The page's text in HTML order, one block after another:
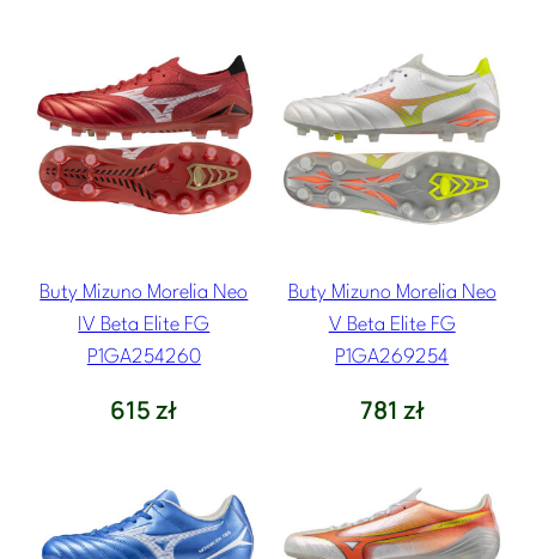
Buty Mizuno Morelia Neo
IV Beta Elite FG
P1GA254260
615zł
Buty Mizuno Morelia Neo
V Beta Elite FG
P1GA269254
781 zł